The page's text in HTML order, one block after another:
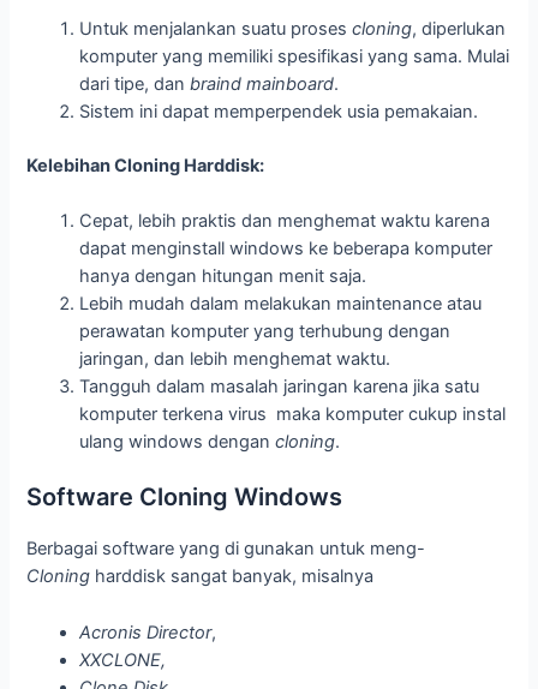
Untuk menjalankan suatu prosescloning, diperlukan
komputer yang memiliki spesifikasi yang sama. Mulai
dari tipe, danbraind mainboard.
Sistem ini dapat memperpendek usia pemakaian.
Kelebihan Cloning Harddisk:
Cepat, lebih praktis dan menghemat waktu karena
dapat menginstall windows ke beberapa komputer
hanya dengan hitungan menit saja.
Lebih mudah dalam melakukan maintenance atau
perawatan komputer yang terhubung dengan
jaringan, dan lebih menghemat waktu.
Tangguh dalam masalah jaringan karena jika satu
komputer terkena virus maka komputer cukup instal
ulang windows dengancloning.
Software Cloning Windows
Berbagai software yang di gunakan untuk meng-
Cloning harddisk sangat banyak, misalnya
Acronis Director,
XXCLONE,